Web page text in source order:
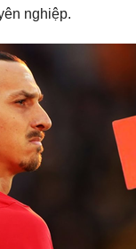
nghiệp.